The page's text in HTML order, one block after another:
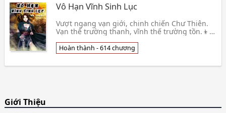
Vô Hạn Vĩnh Sinh Lục
Vượt ngang vạn giới, chinh chiến Chư Thiên.
Vạn thế trường thanh, vĩnh thế trường tồn.👦
Hoàn thành - 614 chương
Giới Thiệu